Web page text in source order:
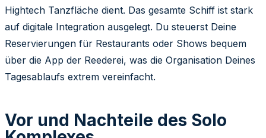
Hightech Tanzfläche dient. Das gesamte Schiff ist stark
auf digitale Integration ausgelegt. Du steuerst Deine
Reservierungen für Restaurants oder Shows bequem
über die App der Reederei, was die Organisation Deines
Tagesablaufs extrem vereinfacht.
Vor und Nachteile des Solo